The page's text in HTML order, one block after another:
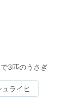
3匹のうさぎ
ュライヒ